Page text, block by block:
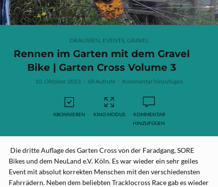
DRAUSSEN, EVENTS, GRAVEL
Rennen im Garten mit dem Gravel
Bike | Garten Cross Volume 3
10. Oktober 2023 68 Aufrufe Kommentar hinzufügen
ABONNIEREN KINO MODUS
KOMMENTAR
HINZUFÜGEN
Die dritte Auflage des Garten Cross von der Faradgang, SORE
Bikes und dem NeuLand e.V. Köln. Es war wieder ein sehr geiles
Event mit absolut korrekten Menschen mit den verschiedensten
Fahrrädern. Neben dem beliebten Tracklocross Race gab es wieder